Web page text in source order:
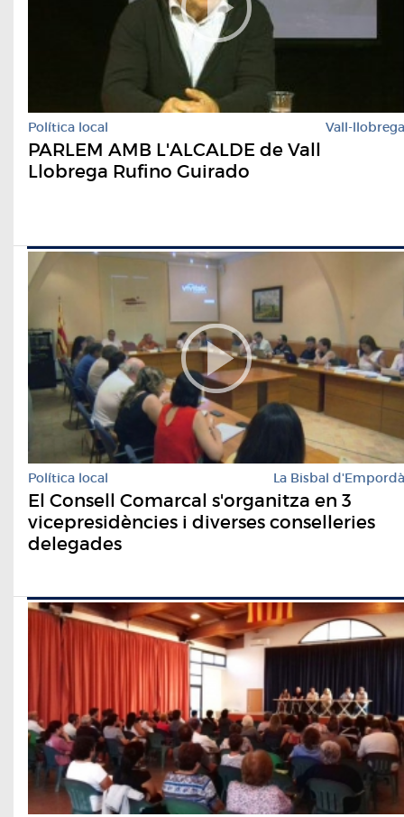
Política local Vall-llobrega
PARLEM AMB L'ALCALDE de Vall
Llobrega Rufino Guirado
Política local La Bisbal d'Empordà
El Consell Comarcal s'organitza en 3
vicepresidències i diverses conselleries
delegades